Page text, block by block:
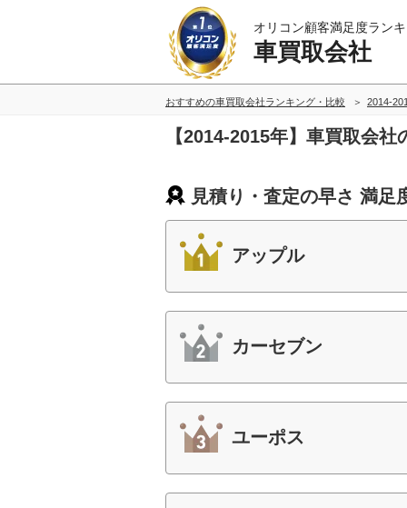
オリコン顧客満足度ラン
車買取会社
おすすめの車買取会社ランキング・比較 2014-
【2014-2015年】車買取会
見積り・査定の早さ 満足
アップル
カーセブン
ユーポス